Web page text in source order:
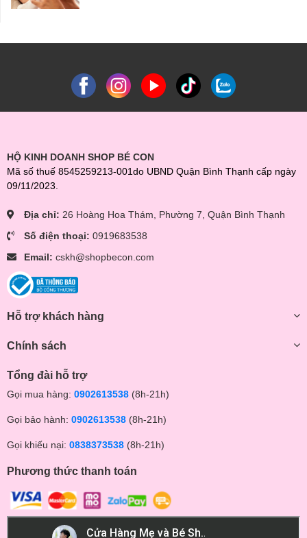
HỘ KINH DOANH SHOP BÉ CON
Mã số thuế 8545259213-001do UBND Quận Bình Thạnh cấp ngày
09/11/2023.
Địa chỉ: 26 Hoàng Hoa Thám, Phường 7, Quận Bình Thạnh
Số điện thoại: 0919683538
Email: cskh@shopbecon.com
Hỗ trợ khách hàng
Chính sách
Tổng đài hỗ trợ
Gọi mua hàng: 0902613538 (8h-21h)
Gọi bảo hành: 0902613538 (8h-21h)
Gọi khiếu nại: 0838373538 (8h-21h)
Phương thức thanh toán